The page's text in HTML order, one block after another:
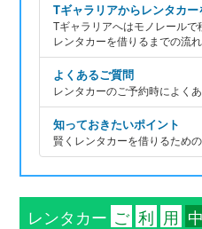
Tギャラリアからレンタカ
Tギャラリアへはモノレールで
レンタカーを借りるまでの流
よくあるご質問
レンタカーのご予約時によく
知っておきたいポイント
賢くレンタカーを借りるため
レンタカー ご 利 用 中